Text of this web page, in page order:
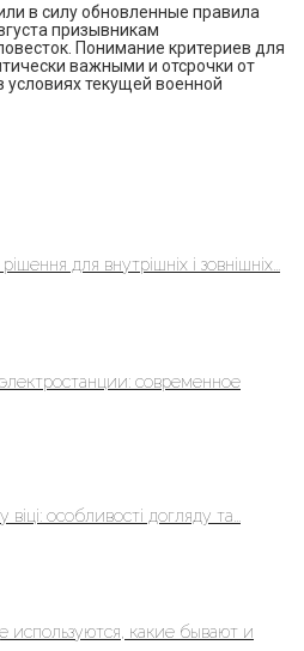
в силу обновленные правила
призывникам
Понимание критериев для
важными и отсрочки от
текущей военной
для внутрішніх і зовнішніх...
современное
особливості догляду та...
используются, какие бывают и